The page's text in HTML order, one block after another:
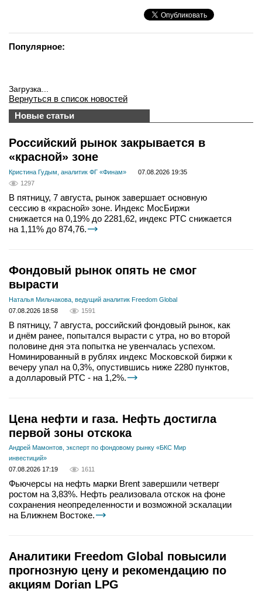
Популярное:
Загрузка...
Вернуться в список новостей
Новые статьи
Российский рынок закрывается в
«красной» зоне
Кристина Гудым, аналитик ФГ «Финам»
07.08.2026 19:35
1297
В пятницу, 7 августа, рынок завершает основную
сессию в «красной» зоне. Индекс МосБиржи
снижается на 0,19% до 2281,62, индекс РТС снижается
на 1,11% до 874,76.
Фондовый рынок опять не смог
вырасти
Наталья Мильчакова, ведущий аналитик Freedom Global
07.08.2026 18:58
1591
В пятницу, 7 августа, российский фондовый рынок, как
и днём ранее, попытался вырасти с утра, но во второй
половине дня эта попытка не увенчалась успехом.
Номинированный в рублях индекс Московской биржи к
вечеру упал на 0,3%, опустившись ниже 2280 пунктов,
а долларовый РТС - на 1,2%.
Цена нефти и газа. Нефть достигла
первой зоны отскока
Андрей Мамонтов, эксперт по фондовому рынку «БКС Мир
инвестиций»
07.08.2026 17:19
1611
Фьючерсы на нефть марки Brent завершили четверг
ростом на 3,83%. Нефть реализовала отскок на фоне
сохранения неопределенности и возможной эскалации
на Ближнем Востоке.
Аналитики Freedom Global повысили
прогнозную цену и рекомендацию по
акциям Dorian LPG